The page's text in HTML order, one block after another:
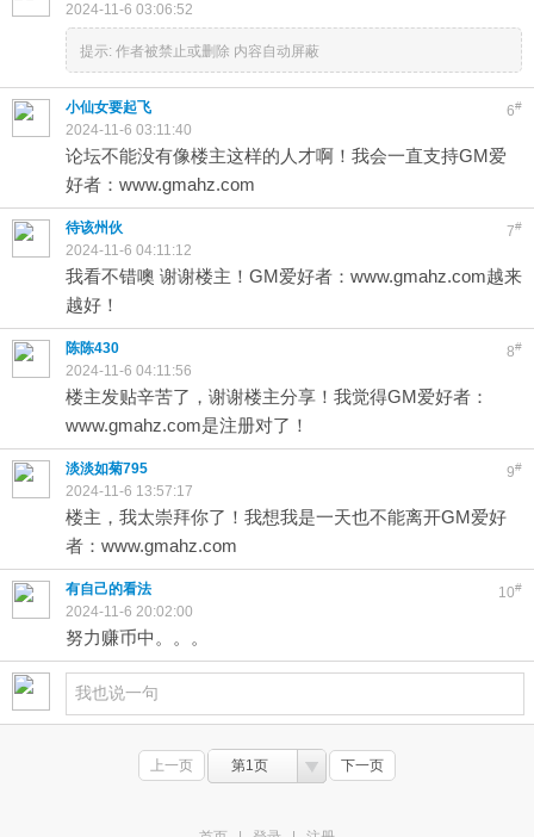
2024-11-6 03:06:52
提示: 作者被禁止或删除 内容自动屏蔽
6#
小仙女要起飞
2024-11-6 03:11:40
论坛不能没有像楼主这样的人才啊！我会一直支持GM爱
好者：www.gmahz.com
7#
待该州伙
2024-11-6 04:11:12
我看不错噢 谢谢楼主！GM爱好者：www.gmahz.com越来
越好！
8#
陈陈430
2024-11-6 04:11:56
楼主发贴辛苦了，谢谢楼主分享！我觉得GM爱好者：
www.gmahz.com是注册对了！
9#
淡淡如菊795
2024-11-6 13:57:17
楼主，我太崇拜你了！我想我是一天也不能离开GM爱好
者：www.gmahz.com
10#
有自己的看法
2024-11-6 20:02:00
努力赚币中。。。
上一页 第1页 下一页